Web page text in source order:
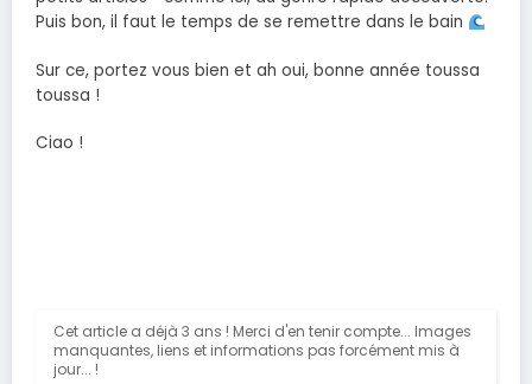
Puis bon, il faut le temps de se remettre dans le bain
Sur ce, portez vous bien et ah oui, bonne année toussa
toussa !
Ciao !
Cet article a déjà 3 ans ! Merci d'en tenir compte... Images
manquantes, liens et informations pas forcément mis à
jour... !